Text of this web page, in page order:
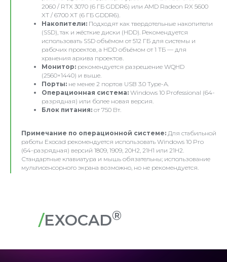
2060 / RTX 3070 (6 ГБ GDDR6) или AMD Radeon RX 5600
XT / 6700 XT (6 ГБ GDDR6).
Накопители: Подходят как твердотельные накопители
(SSD), так и жёсткие диски (HDD). Рекомендуется
использовать SSD объёмом от 512 ГБ для системы и
рабочих проектов, а HDD объёмом от 1 ТБ — для
хранения архива проектов.
Монитор: рекомендуется разрешение WQHD
(2560×1440) и выше.
Порты: не менее 2 портов USB 3.0 Type-A.
Операционная система: Windows 10 Professional (64-
разрядная) или более новая версия.
Блок питания: от 750 Вт.
Примечание по операционной системе: Для стабильной
работы Exocad рекомендуется использовать Windows 10 Pro
(64-разрядная) версий 1809, 1909, 20H2, 21H1 или 21H2.
Стандартные клавиатура и мышь обязательны; использование
мультисенсорного экрана возможно, но не рекомендуется.
/EXOCAD®